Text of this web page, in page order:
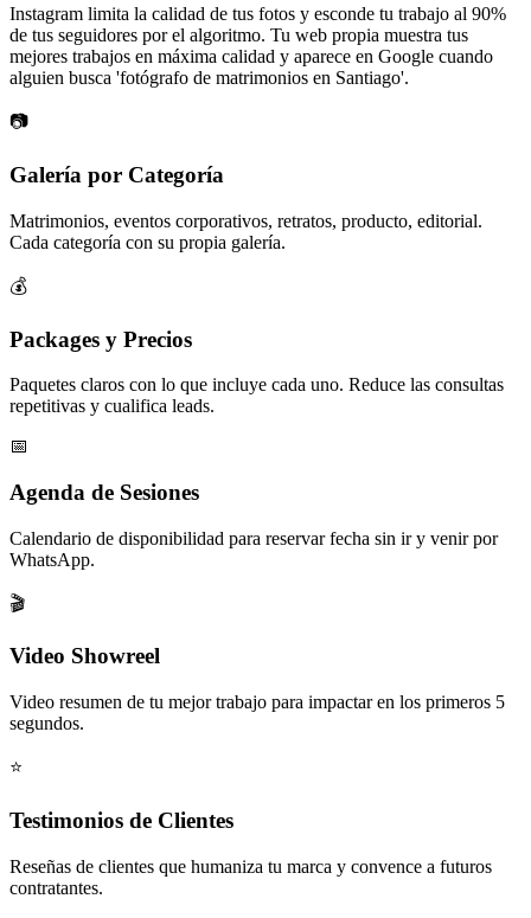
Instagram limita la calidad de tus fotos y esconde tu trabajo al 90%
de tus seguidores por el algoritmo. Tu web propia muestra tus
mejores trabajos en máxima calidad y aparece en Google cuando
alguien busca 'fotógrafo de matrimonios en Santiago'.
📷
Galería por Categoría
Matrimonios, eventos corporativos, retratos, producto, editorial.
Cada categoría con su propia galería.
💰
Packages y Precios
Paquetes claros con lo que incluye cada uno. Reduce las consultas
repetitivas y cualifica leads.
📅
Agenda de Sesiones
Calendario de disponibilidad para reservar fecha sin ir y venir por
WhatsApp.
🎬
Video Showreel
Video resumen de tu mejor trabajo para impactar en los primeros 5
segundos.
⭐
Testimonios de Clientes
Reseñas de clientes que humaniza tu marca y convence a futuros
contratantes.